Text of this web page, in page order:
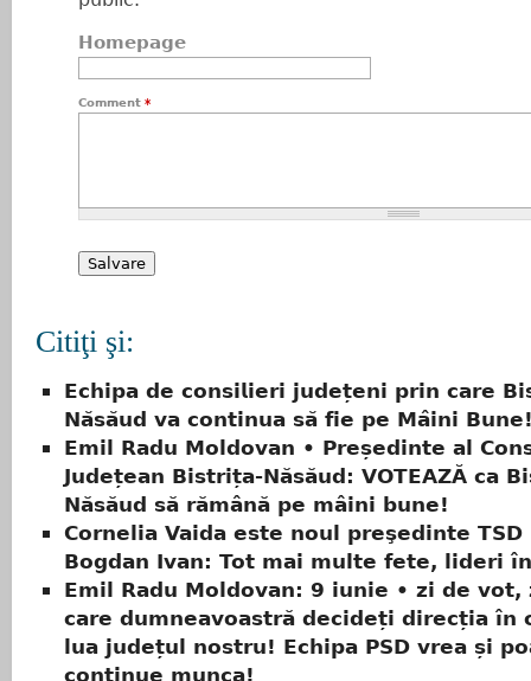
Homepage
Comment *
Citiţi şi:
𝗘𝗰𝗵𝗶𝗽𝗮 𝗱𝗲 𝗰𝗼𝗻𝘀𝗶𝗹𝗶𝗲𝗿𝗶 𝗷𝘂𝗱𝗲𝘁̦𝗲𝗻𝗶 𝗽𝗿𝗶𝗻 𝗰𝗮𝗿𝗲
𝗡𝗮̆𝘀𝗮̆𝘂𝗱 𝘃𝗮 𝗰𝗼𝗻𝘁𝗶𝗻𝘂𝗮 𝘀𝗮̆ 𝗳𝗶𝗲 𝗽𝗲 𝗠𝗮̂𝗶𝗻𝗶
Emil Radu Moldovan • Președinte al
Județean Bistrița-Năsăud: VOTEAZĂ ca
Năsăud să rămână pe mâini bune!
Cornelia Vaida este noul preşedinte TSD
Bogdan Ivan: Tot mai multe fete, lideri
Emil Radu Moldovan: 9 iunie • zi de vot,
care dumneavoastră decideți direcția în
lua județul nostru! Echipa PSD vrea și
continue munca!